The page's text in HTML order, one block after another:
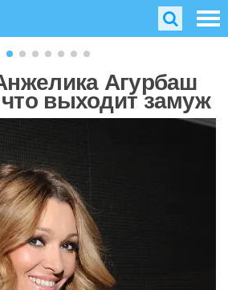
Агурбаш
выходит замуж